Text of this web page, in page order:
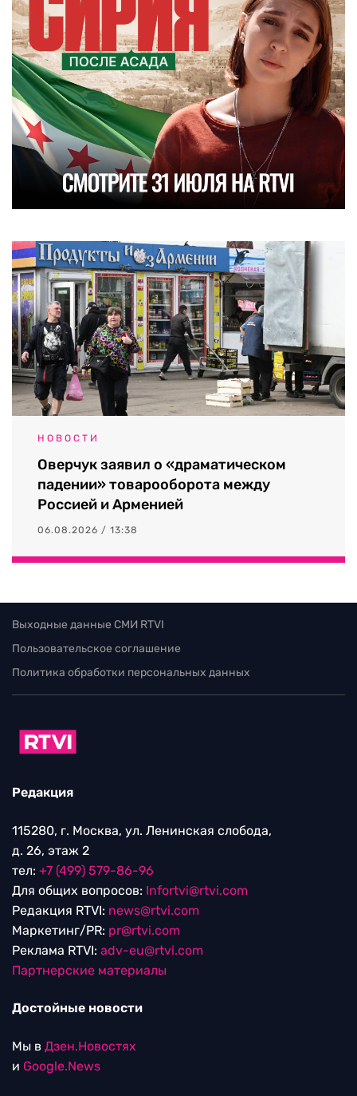
НОВОСТИ
Оверчук заявил о «драматическом
падении» товарооборота между
Россией и Арменией
06.08.2026 / 13:38
Выходные данные СМИ RTVI
Пользовательское соглашение
Политика обработки персональных данных
Редакция
115280, г. Москва, ул. Ленинская слобода,
д. 26, этаж 2
тел: +7 (499) 579-86-96
Для общих вопросов: Infortvi@rtvi.com
Редакция RTVI: news@rtvi.com
Маркетинг/PR: pr@rtvi.com
Реклама RTVI: adv-eu@rtvi.com
Партнерские материалы
Достойные новости
Мы в Дзен.Новостях
и Google.News